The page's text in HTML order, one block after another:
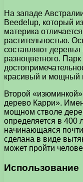
На западе
Beedelup, который
материка
растительностью.
составляют деревья
разноцветного.
красивый и мощный
Второй
дерево Карри».
мощном стволе
определяется в 400
начинающаяся
сделана в виде
может пройти
Использование